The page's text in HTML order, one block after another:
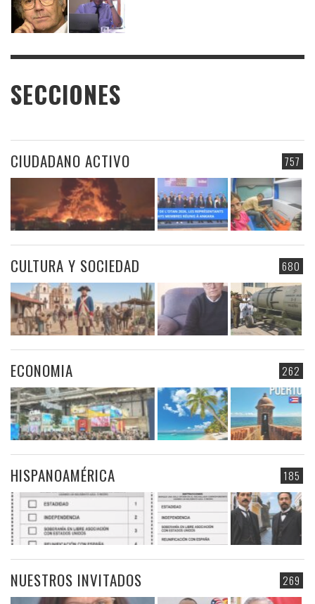
SECCIONES
757
CIUDADANO ACTIVO
680
CULTURA Y SOCIEDAD
262
ECONOMIA
185
HISPANOAMÉRICA
269
NUESTROS INVITADOS